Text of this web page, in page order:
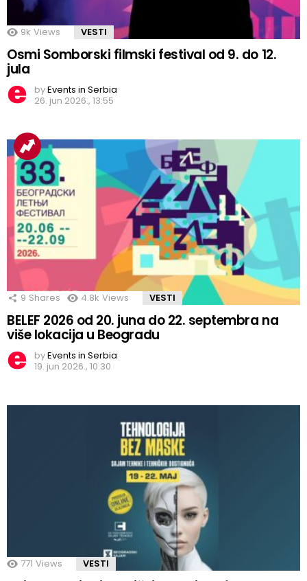
9k Views VESTI
Osmi Somborski filmski festival od 9. do 12.
jula
byEvents in Serbia
26. jun 2026., 13:55
9 Shares 4.8k Views VESTI
BELEF 2026 od 20. juna do 22. septembra na
više lokacija u Beogradu
byEvents in Serbia
19. jun 2026., 10:30
771 Views VESTI